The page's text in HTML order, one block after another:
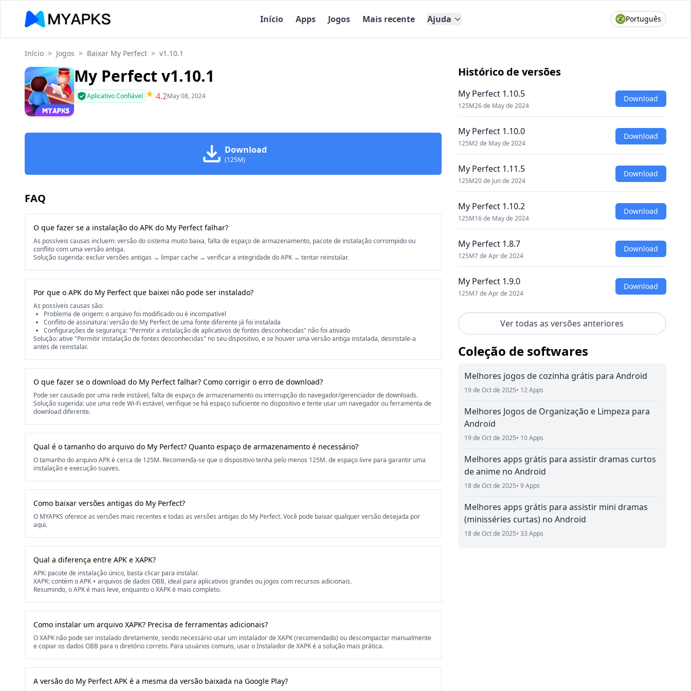
Início Apps Jogos Mais recente Ajuda Português
Início > Jogos > Baixar My Perfect > v1.10.1
My Perfect v1.10.1
Aplicativo Confiável 4.2May 08, 2024
Download
(125M)
FAQ
O que fazer se a instalação do APK do My Perfect falhar?
As possíveis causas incluem: versão do sistema muito baixa, falta de espaço de armazenamento, pacote de instalação corrompido ou
conflito com uma versão antiga.
Solução sugerida: excluir versões antigas → limpar cache → verificar a integridade do APK → tentar reinstalar.
Por que o APK do My Perfect que baixei não pode ser instalado?
As possíveis causas são:
Problema de origem: o arquivo foi modificado ou é incompatível
Conflito de assinatura: versão do My Perfect de uma fonte diferente já foi instalada
Configurações de segurança: "Permitir a instalação de aplicativos de fontes desconhecidas" não foi ativado
Solução: ative "Permitir instalação de fontes desconhecidas" no seu dispositivo, e se houver uma versão antiga instalada, desinstale-a
antes de reinstalar.
O que fazer se o download do My Perfect falhar? Como corrigir o erro de download?
Pode ser causado por uma rede instável, falta de espaço de armazenamento ou interrupção do navegador/gerenciador de downloads.
Solução sugerida: use uma rede Wi-Fi estável, verifique se há espaço suficiente no dispositivo e tente usar um navegador ou ferramenta de
download diferente.
Qual é o tamanho do arquivo do My Perfect? Quanto espaço de armazenamento é necessário?
O tamanho do arquivo APK é cerca de 125M. Recomenda-se que o dispositivo tenha pelo menos 125M. de espaço livre para garantir uma
instalação e execução suaves.
Como baixar versões antigas do My Perfect?
O MYAPKS oferece as versões mais recentes e todas as versões antigas do My Perfect. Você pode baixar qualquer versão desejada por
aqui.
Qual a diferença entre APK e XAPK?
APK: pacote de instalação único, basta clicar para instalar.
XAPK: contém o APK + arquivos de dados OBB, ideal para aplicativos grandes ou jogos com recursos adicionais.
Resumindo, o APK é mais leve, enquanto o XAPK é mais completo.
Como instalar um arquivo XAPK? Precisa de ferramentas adicionais?
O XAPK não pode ser instalado diretamente, sendo necessário usar um instalador de XAPK (recomendado) ou descompactar manualmente
e copiar os dados OBB para o diretório correto. Para usuários comuns, usar o Instalador de XAPK é a solução mais prática.
A versão do My Perfect APK é a mesma da versão baixada na Google Play?
Histórico de versões
My Perfect 1.10.5
125M26 de May de 2024
Download
My Perfect 1.10.0
125M2 de May de 2024
Download
My Perfect 1.11.5
125M20 de Jun de 2024
Download
My Perfect 1.10.2
125M16 de May de 2024
Download
My Perfect 1.8.7
125M7 de Apr de 2024
Download
My Perfect 1.9.0
125M7 de Apr de 2024
Download
Ver todas as versões anteriores
Coleção de softwares
Melhores jogos de cozinha grátis para Android
19 de Oct de 2025• 12 Apps
Melhores Jogos de Organização e Limpeza para
Android
19 de Oct de 2025• 10 Apps
Melhores apps grátis para assistir dramas curtos
de anime no Android
18 de Oct de 2025• 9 Apps
Melhores apps grátis para assistir mini dramas
(minisséries curtas) no Android
18 de Oct de 2025• 33 Apps